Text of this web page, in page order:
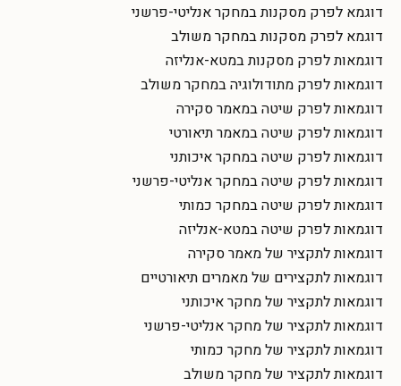
דוגמא לפרק מסקנות במחקר אנליטי-פרשני
דוגמא לפרק מסקנות במחקר משולב
דוגמאות לפרק מסקנות במטא-אנליזה
דוגמאות לפרק מתודולוגיה במחקר משולב
דוגמאות לפרק שיטה במאמר סקירה
דוגמאות לפרק שיטה במאמר תיאורטי
דוגמאות לפרק שיטה במחקר איכותני
דוגמאות לפרק שיטה במחקר אנליטי-פרשני
דוגמאות לפרק שיטה במחקר כמותי
דוגמאות לפרק שיטה במטא-אנליזה
דוגמאות לתקציר של מאמר סקירה
דוגמאות לתקצירים של מאמרים תיאורטיים
דוגמאות לתקציר של מחקר איכותני
דוגמאות לתקציר של מחקר אנליטי-פרשני
דוגמאות לתקציר של מחקר כמותי
דוגמאות לתקציר של מחקר משולב